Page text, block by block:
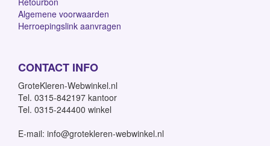
Algemene voorwaarden
Herroepingslink aanvragen
CONTACT INFO
GroteKleren-Webwinkel.nl
Tel. 0315-842197 kantoor
Tel. 0315-244400 winkel
E-mail: info@grotekleren-webwinkel.nl